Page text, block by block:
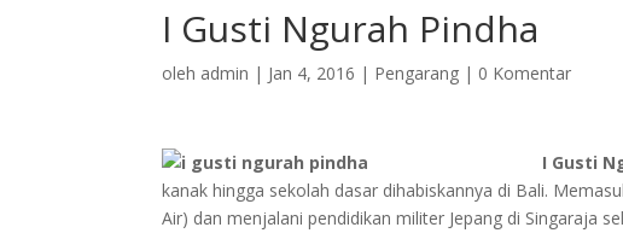
I Gusti Ngurah Pindha
oleh admin | Jan 4, 2016 | Pengarang | 0 Komentar
I Gusti
kanak hingga sekolah dasar dihabiskannya di Bali.
Air) dan menjalani pendidikan militer Jepang di Singaraja